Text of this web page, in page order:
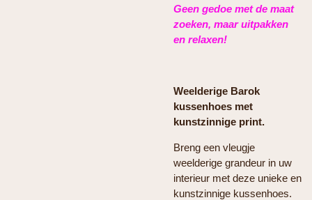
Geen gedoe met de maat
zoeken, maar uitpakken
en relaxen!
Weelderige Barok
kussenhoes met
kunstzinnige print.
Breng een vleugje
weelderige grandeur in uw
interieur met deze unieke en
kunstzinnige kussenhoes.